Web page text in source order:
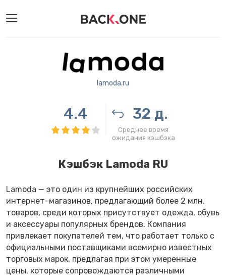
lamoda.ru
4.4 32 д.
Среднее время
ожидания кэшбэка
Кэшбэк Lamoda RU
Lamoda — это один из крупнейших российских
интернет-магазинов, предлагающий более 2 млн.
товаров, среди которых присутствует одежда, обувь
и аксессуары популярных брендов. Компания
привлекает покупателей тем, что работает только с
официальными поставщиками всемирно известных
торговых марок, предлагая при этом умеренные
цены, которые сопровождаются различными